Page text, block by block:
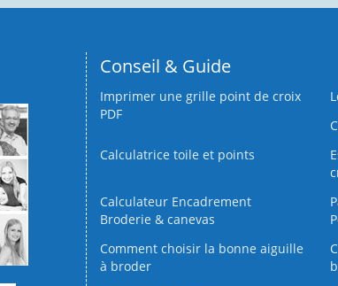
Conseil & Guide
Imprimer une grille point de croix
PDF
Calculatrice toile et points
Calculateur Encadrement
Broderie & canevas
Comment choisir la bonne aiguille
à broder